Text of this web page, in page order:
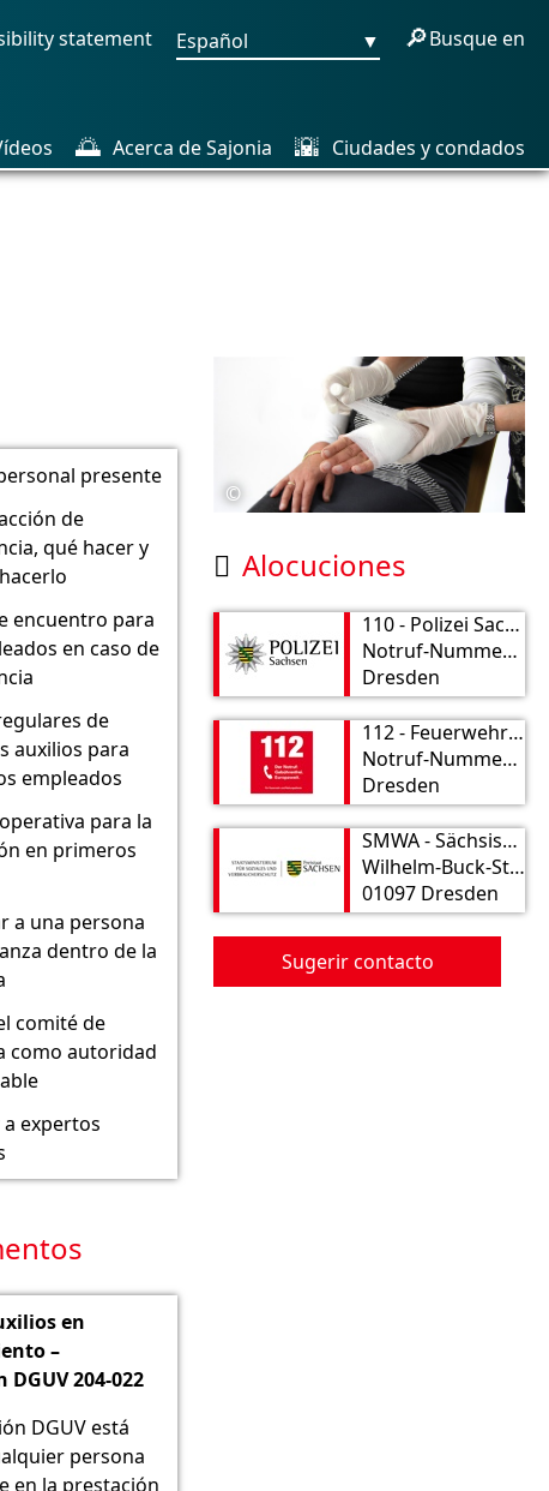
statement Español ▼ 🔎Busque en
🌅 Acerca de Sajonia 🌇 Ciudades y condados
presente
de
qué hacer y
encuentro para
en caso de
de
auxilios para
empleados
para la
en primeros
a una persona
dentro de la
comité de
como autoridad
expertos
en
–
204-022
DGUV está
persona
en la prestación
©
 Alocuciones
110 - Polizei Sachsen
Notruf-Nummer: 110
Dresden
112 - Feuerwehr und Rettungsdienst
Notruf-Nummer: 112
Dresden
SMWA - Sächsisches Ministerium für Wirtschaft, Arbeit und Verkehr
Wilhelm-Buck-Str. 2
01097 Dresden
Sugerir contacto